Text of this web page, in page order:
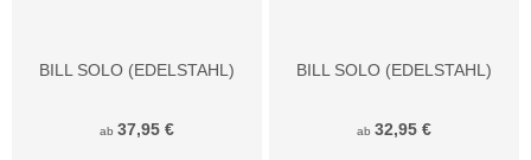
BILL SOLO (EDELSTAHL)
ab 37,95 €
BILL SOLO (EDELSTAHL)
ab 32,95 €